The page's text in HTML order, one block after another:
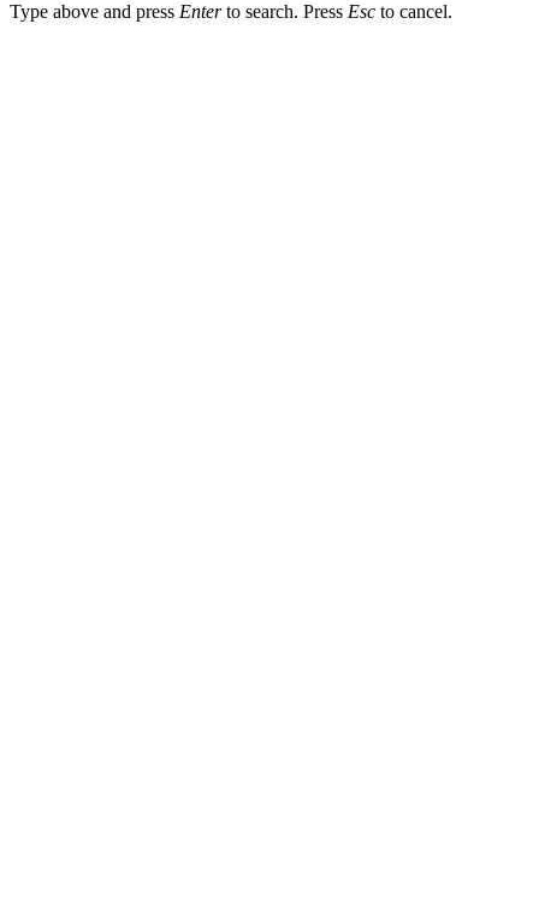
Type above and press Enterto search. Press Esc to cancel.